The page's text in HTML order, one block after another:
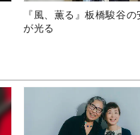
『風、薫る』板橋駿谷
が光る